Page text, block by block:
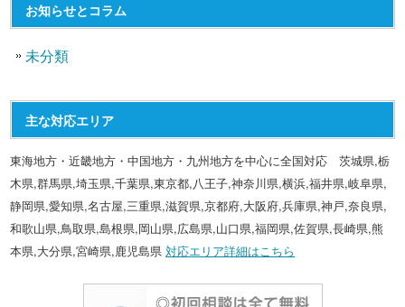
お知らせとコラム
未分類
主な対応エリア
東海地方・近畿地方・中国地方・九州地方を中心に全国対応 茨城県,栃
木県,群馬県,埼玉県,千葉県,東京都,八王子,神奈川県,横浜,福井県,岐阜県,
静岡県,愛知県,名古屋,三重県,滋賀県,京都府,大阪府,兵庫県,神戸,奈良県,
和歌山県,鳥取県,島根県,岡山県,広島県,山口県,福岡県,佐賀県,長崎県,熊
本県,大分県,宮崎県,鹿児島県対応エリア詳細はこちら